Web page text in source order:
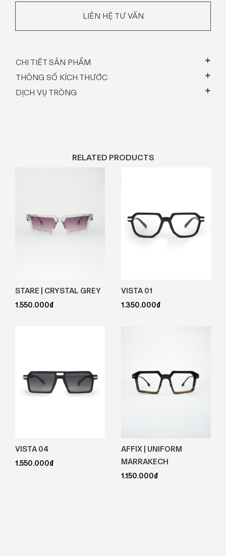
LIÊN HỆ TƯ VẤN
CHI TIẾT SẢN PHẨM
THÔNG SỐ KÍCH THƯỚC
DỊCH VỤ TRÒNG
RELATED PRODUCTS
STARE | CRYSTAL GREY
1.550.000₫
VISTA 01
1.350.000₫
VISTA 04
1.550.000₫
AFFIX | UNIFORM
MARRAKECH
1.150.000₫